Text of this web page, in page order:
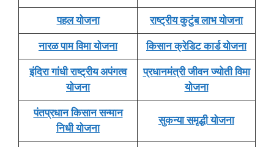
पहल योजना राष्ट्रीय कुटुंब लाभ योजना
नारळ पाम विमा योजना किसान क्रेडिट कार्ड योजना
इंदिरा गांधी राष्ट्रीय अपंगत्व
योजना
प्रधानमंत्री जीवन ज्योती विमा
योजना
पंतप्रधान किसान सन्मान
निधी योजना
सुकन्या समृद्धी योजना